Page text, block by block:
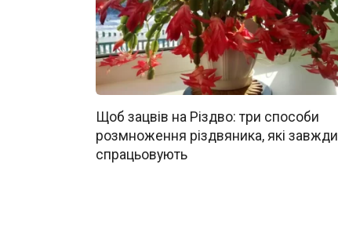
Щоб зацвів на Різдво: три способи
розмноження різдвяника, які завжди
спрацьовують